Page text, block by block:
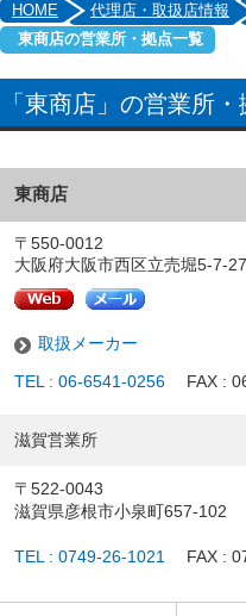
HOME 代理店・取扱店情報
東商店の営業所・拠点一覧
「東商店」の営業所
東商店
〒550-0012
大阪府大阪市西区立売堀5-7-27
取扱メーカー
TEL : 06-6541-0256 FAX :
滋賀営業所
〒522-0043
滋賀県彦根市小泉町657-102
TEL : 0749-26-1021 FAX :